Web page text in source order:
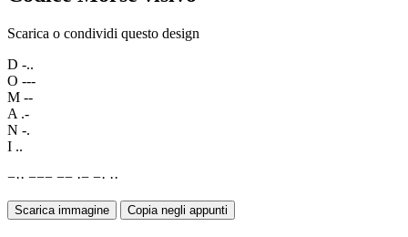
Scarica o condividi questo design
D -..
O ---
M --
A .-
N -.
I ..
−·· −−− −− ·− −· ··
Scarica immagine Copia negli appunti